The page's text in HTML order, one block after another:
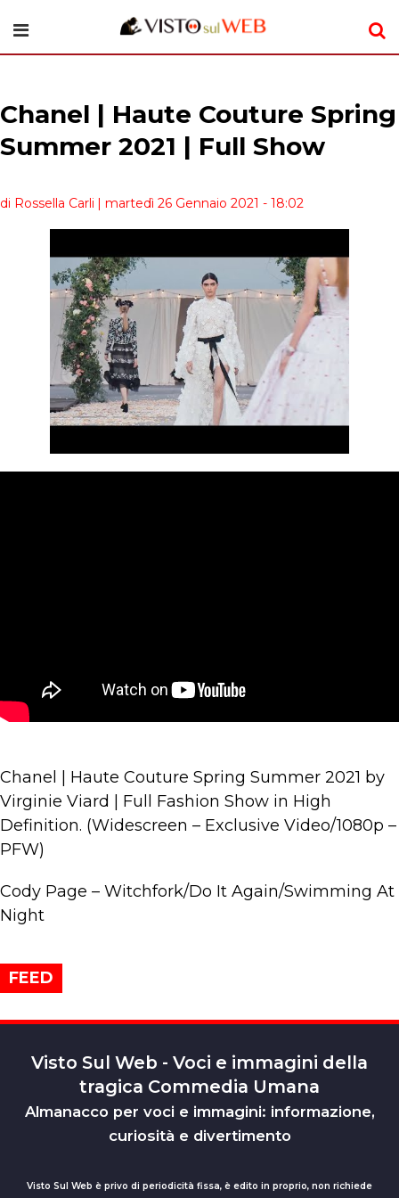
Chanel | Haute Couture Spring
Summer 2021 | Full Show
di Rossella Carli | martedì 26 Gennaio 2021 - 18:02
Chanel | Haute Couture Spring Summer 2021 by
Virginie Viard | Full Fashion Show in High
Definition. (Widescreen – Exclusive Video/1080p –
PFW)
Cody Page – Witchfork/Do It Again/Swimming At
Night
FEED
Visto Sul Web - Voci e immagini della
tragica Commedia Umana
Almanacco per voci e immagini: informazione,
curiosità e divertimento
Visto Sul Web è privo di periodicità fissa, è edito in proprio, non richiede